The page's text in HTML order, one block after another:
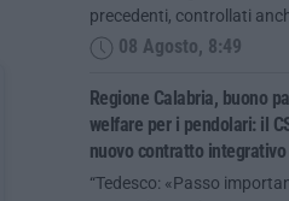
precedenti, controllati
08 Agosto, 8:49
Regione Calabria, buono
welfare per i pendolari: il
nuovo contratto integrativo
“Tedesco: «Passo